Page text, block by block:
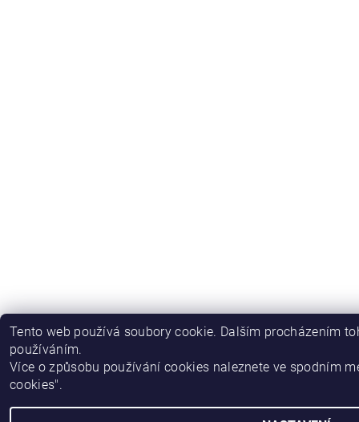
Tento web používá soubory cookie. Dalším procházením
používáním.
Více o způsobu používání cookies naleznete ve spodním
cookies".